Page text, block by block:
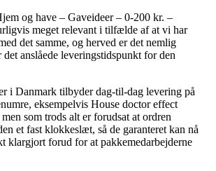
og have – Gaveideer – 0-200 kr. –
meget relevant i tilfælde af at vi har
det samme, og herved er det nemlig
anslåede leveringstidspunkt for den
i Danmark tilbyder dag-til-dag levering på
eksempelvis House doctor effect
som trods alt er forudsat at ordren
et fast klokkeslæt, så de garanteret kan nå
klargjort forud for at pakkemedarbejderne